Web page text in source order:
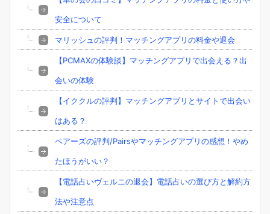
安全について
マリッシュの評判！マッチングアプリの料金や退会
【PCMAXの体験談】マッチングアプリで出会える？出
会いの体験
【イククルの評判】マッチングアプリとサイトで出会い
はある？
ペアーズの評判/Pairsやマッチングアプリの感想！やめ
たほうがいい？
【電話占いヴェルニの退会】電話占いの選び方と解約方
法や注意点